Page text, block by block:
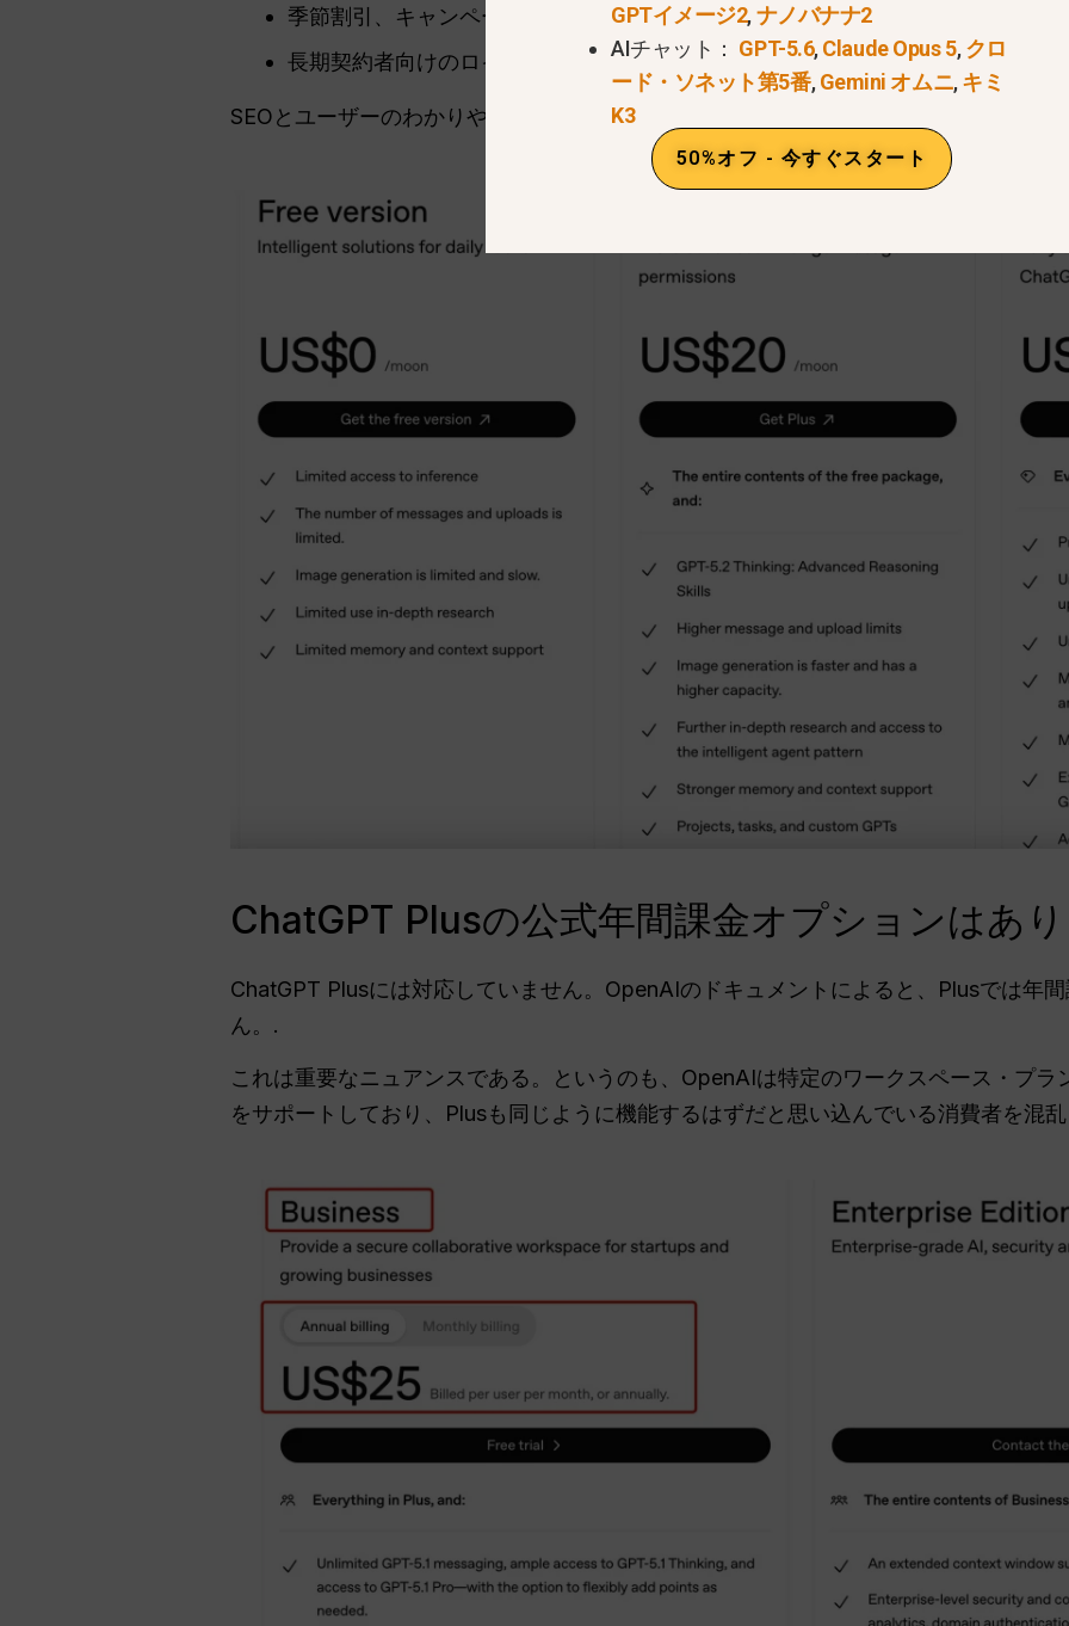
季節割引、キャンペーン割引はありません。
長期契約者向けのロイヤルティ価格なし
SEOとユーザーのわかりやすさのために：
ChatGPT Plusの公式年間課金オプションはあ
ChatGPT Plusには対応していません。OpenAIのドキュメントによると、Plusでは年
ん。.
これは重要なニュアンスである。というのも、OpenAIは特定のワークスペース・プラ
をサポートしており、Plusも同じように機能するはずだと思い込んでいる消費者を混
GPTイメージ2,ナノバナナ2
AIチャット： GPT-5.6,Claude Opus 5,クロ
ード・ソネット第5番,Gemini オムニ,キミ
K3
50%オフ - 今すぐスタート